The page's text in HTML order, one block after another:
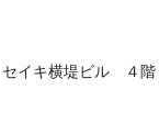
セイキ横堤ビル ４階